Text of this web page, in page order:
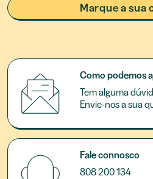
Marque a sua
Como podemos
Tem alguma
Envie-nos a sua
Fale connosco
808 200 134